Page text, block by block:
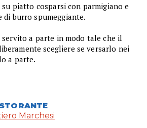
piatto cosparsi con parmigiano e
burro spumeggiante.
a parte in modo tale che il
scegliere se versarlo nei
a parte.
Marchesi